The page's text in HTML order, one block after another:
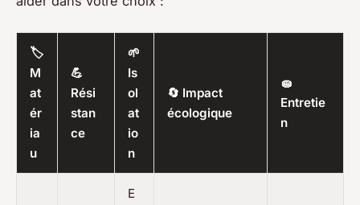
🏷️
M
at
ér
ia
u
💪
Rési
stan
ce
🌱
Is
ol
at
io
n
🔄 Impact
écologique
🧽
Entretie
n
E